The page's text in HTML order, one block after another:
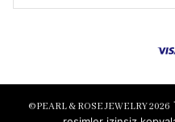
©PEARL & ROSE JEWELRY 2026